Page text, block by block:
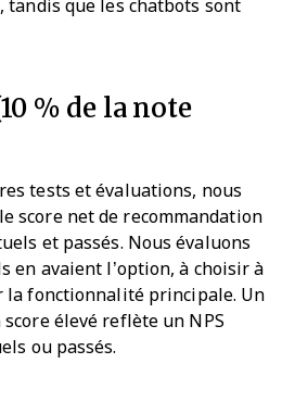
tandis que les chatbots sont
% de la note
tests et évaluations, nous
score net de recommandation
et passés. Nous évaluons
en avaient l’option, à choisir à
la fonctionnalité principale. Un
élevé reflète un NPS
ou passés.